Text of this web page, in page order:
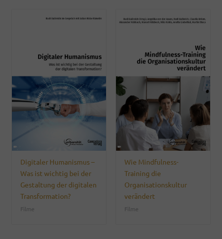
Digitaler Humanismus –
Was ist wichtig bei der
Gestaltung der digitalen
Transformation?
Filme
Wie Mindfulness-
Training die
Organisationskultur
verändert
Filme